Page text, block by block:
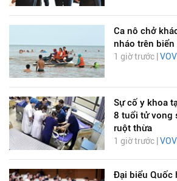
Ca nô chở
nháo trên biển
1 giờ trước |
Sự cố y khoa
8 tuổi tử vong
ruột thừa
1 giờ trước |
Đại biểu Quốc